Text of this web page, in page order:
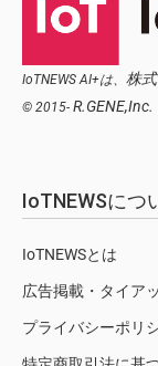
IoTNEWS AI+は、 株
© 2015- R.GENE,Inc.
IoTNEWSにつ
IoTNEWSとは
広告掲載・タイア
プライバシーポリ